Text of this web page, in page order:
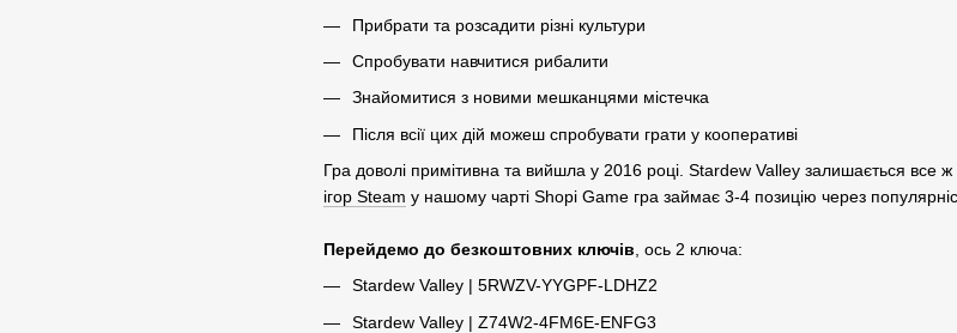
Прибрати та розсадити різні культури
Спробувати навчитися рибалити
Знайомитися з новими мешканцями містечка
Після всії цих дій можеш спробувати грати у кооперативі
Гра доволі примітивна та вийшла у 2016 році. Stardew Valley залишається все
ігор Steam у нашому чарті Shopi Game гра займає 3-4 позицію через
Перейдемо до безкоштовних ключів , ось 2 ключа:
Stardew Valley | 5RWZV-YYGPF-LDHZ2
Stardew Valley | Z74W2-4FM6E-ENFG3